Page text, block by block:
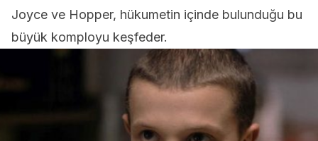
Joyce ve Hopper, hükumetin içinde bulunduğu bu
büyük komployu keşfeder.